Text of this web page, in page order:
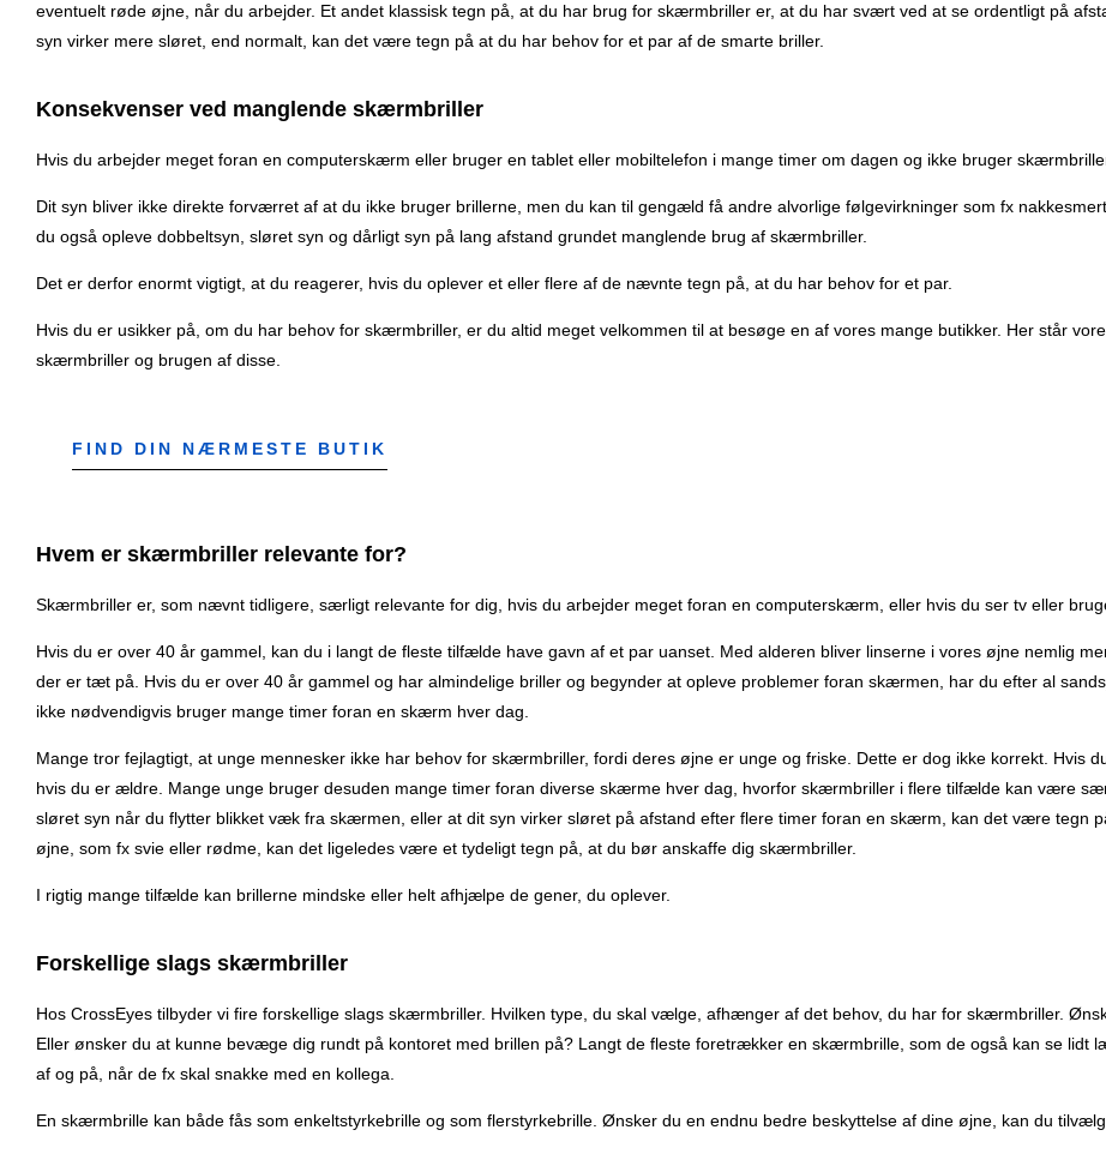
eventuelt røde øjne, når du arbejder. Et andet klassisk tegn på, at du har brug for skærmbriller er, at du har svært ved at se ordentligt på
syn virker mere sløret, end normalt, kan det være tegn på at du har behov for et par af de smarte briller.
Konsekvenser ved manglende skærmbriller
Hvis du arbejder meget foran en computerskærm eller bruger en tablet eller mobiltelefon i mange timer om dagen og ikke bruger
Dit syn bliver ikke direkte forværret af at du ikke bruger brillerne, men du kan til gengæld få andre alvorlige følgevirkninger som fx
du også opleve dobbeltsyn, sløret syn og dårligt syn på lang afstand grundet manglende brug af skærmbriller.
Det er derfor enormt vigtigt, at du reagerer, hvis du oplever et eller flere af de nævnte tegn på, at du har behov for et par.
Hvis du er usikker på, om du har behov for skærmbriller, er du altid meget velkommen til at besøge en af vores mange butikker. Her står
skærmbriller og brugen af disse.
FIND DIN NÆRMESTE BUTIK
Hvem er skærmbriller relevante for?
Skærmbriller er, som nævnt tidligere, særligt relevante for dig, hvis du arbejder meget foran en computerskærm, eller hvis du ser tv eller
Hvis du er over 40 år gammel, kan du i langt de fleste tilfælde have gavn af et par uanset. Med alderen bliver linserne i vores øjne nemlig
der er tæt på. Hvis du er over 40 år gammel og har almindelige briller og begynder at opleve problemer foran skærmen, har du efter al
ikke nødvendigvis bruger mange timer foran en skærm hver dag.
Mange tror fejlagtigt, at unge mennesker ikke har behov for skærmbriller, fordi deres øjne er unge og friske. Dette er dog ikke korrekt. Hvis
hvis du er ældre. Mange unge bruger desuden mange timer foran diverse skærme hver dag, hvorfor skærmbriller i flere tilfælde kan være
sløret syn når du flytter blikket væk fra skærmen, eller at dit syn virker sløret på afstand efter flere timer foran en skærm, kan det være tegn
øjne, som fx svie eller rødme, kan det ligeledes være et tydeligt tegn på, at du bør anskaffe dig skærmbriller.
I rigtig mange tilfælde kan brillerne mindske eller helt afhjælpe de gener, du oplever.
Forskellige slags skærmbriller
Hos CrossEyes tilbyder vi fire forskellige slags skærmbriller. Hvilken type, du skal vælge, afhænger af det behov, du har for skærmbriller.
Eller ønsker du at kunne bevæge dig rundt på kontoret med brillen på? Langt de fleste foretrækker en skærmbrille, som de også kan se lidt
af og på, når de fx skal snakke med en kollega.
En skærmbrille kan både fås som enkeltstyrkebrille og som flerstyrkebrille. Ønsker du en endnu bedre beskyttelse af dine øjne, kan du